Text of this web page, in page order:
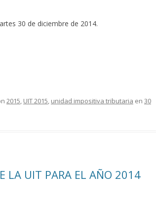
30 de diciembre de 2014.
2015, UIT 2015, unidad impositiva tributaria en 30
LA UIT PARA EL AÑO 2014